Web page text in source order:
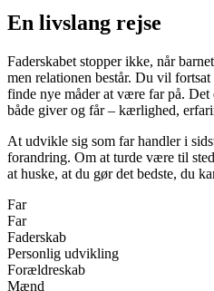
En livslang rejse
Faderskabet stopper ikke, når
men relationen består. Du vil
finde nye måder at være far på. Det
både giver og får – kærlighed,
At udvikle sig som far handler i
forandring. Om at turde være til
at huske, at du gør det bedste, du
Far
Far
Faderskab
Personlig udvikling
Forældreskab
Mænd